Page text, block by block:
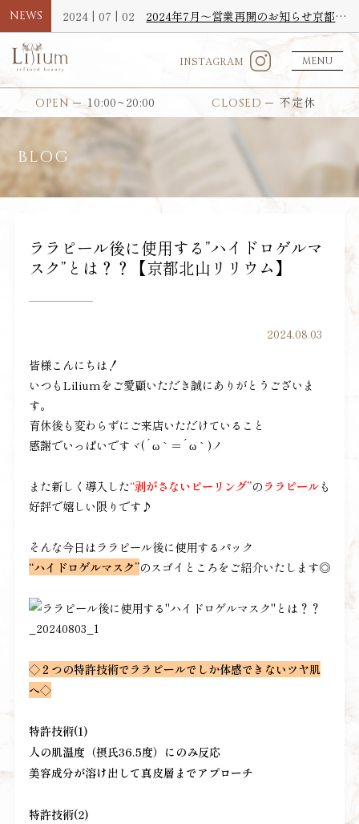
NEWS 2024 | 07 | 02 2024年7月〜営業再開のお知らせ京都北山エステサロンLilium【リリウム】
INSTAGRAM MENU
OPEN 10:00~20:00 CLOSED 不定休
BLOG
ララピール後に使用する”ハイドロゲルマ
スク”とは？？【京都北山リリウム】
2024.08.03
皆様こんにちは！
いつもLiliumをご愛顧いただき誠にありがとうございま
す。
育休後も変わらずにご来店いただけていること
感謝でいっぱいですヾ(´ω｀＝´ω｀)ノ
また新しく導入した“剥がさないピーリング”のララピールも
好評で嬉しい限りです♪
そんな今日はララピール後に使用するパック
“ハイドロゲルマスク”のスゴイところをご紹介いたします◎
◇２つの特許技術でララピールでしか体感できないツヤ肌
へ◇
特許技術(1)
人の肌温度（摂氏36.5度）にのみ反応
美容成分が溶け出して真皮層までアプローチ
特許技術(2)